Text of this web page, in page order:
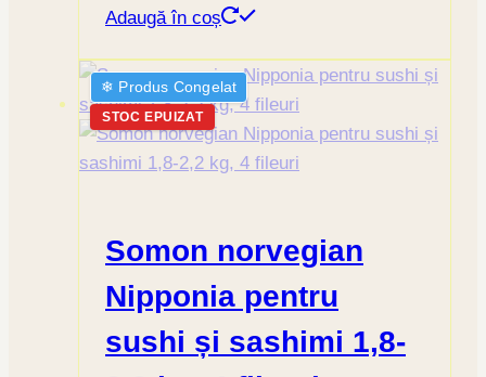
Adaugă în coș
❄︎ Produs Congelat
STOC EPUIZAT
Somon norvegian
Nipponia pentru
sushi și sashimi 1,8-